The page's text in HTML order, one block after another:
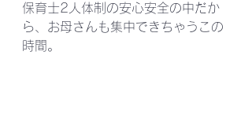
保育士2人体制の安心安全の中だか
ら、お母さんも集中できちゃうこの
時間。